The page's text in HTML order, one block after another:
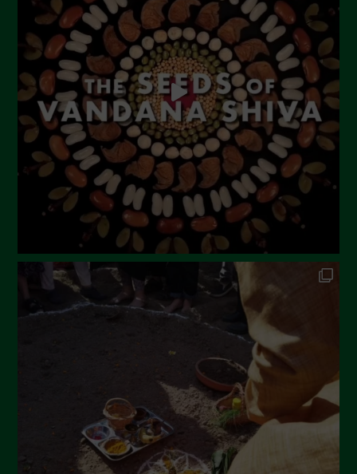
Agosto 2023
Luglio 2023
Giugno 2023
Maggio 2023
Aprile 2023
Marzo 2023
Febbraio 2023
Dicembre 2022
Novembre 2022
Ottobre 2022
Settembre 2022
Aprile 2022
Marzo 2022